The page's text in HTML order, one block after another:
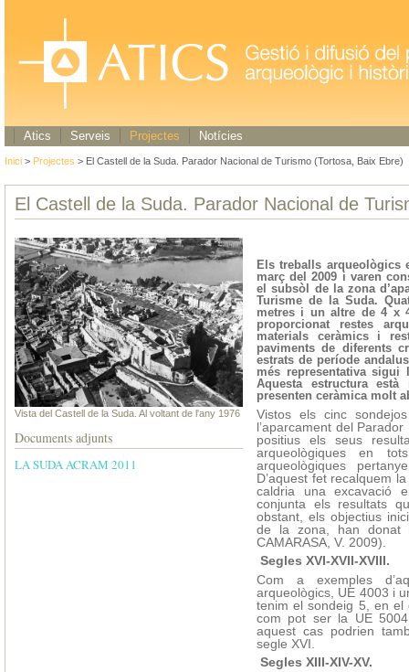
Atics Serveis Projectes Notícies
Inici > Projectes > El Castell de la Suda. Parador Nacional de Turismo (Tortosa, Baix Ebre)
El Castell de la Suda. Parador Nacional de
Vista del Castell de la Suda. Al voltant de l'any 1976
Documents adjunts
LA SUDA ACRAM 2011
Els treballs arqueològics
març del 2009 i varen
el subsòl de la zona
Turisme de la Suda.
metres i un altre de 4 x
proporcionat restes
materials ceràmics i
paviments de diferents
estrats de període
més representativa sigui
Aquesta estructura
presenten ceràmica molt
Vistos els cinc
l’aparcament del
positius els seus
arqueològiques en
arqueològiques
D’aquest fet recalquem
caldria una excavació
conjunta els resultats
obstant, els objectius
de la zona, han donat
CAMARASA, V. 2009).
Segles XVI-XVII-XVIII.
Com a exemples
arqueològics, UE 4003 i
tenim el sondeig 5, en el
com pot ser la UE
aquest cas podrien
segle XVI.
Segles XIII-XIV-XV.